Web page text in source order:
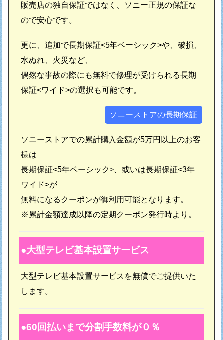
販売店の独自保証ではなく、ソニー正規の保証な
ので安心です。
更に、追加で長期保証<5年ベーシック>や、破損、
水ぬれ、火災など、
偶然な事故の際にも無料で修理が受けられる長期
保証<ワイド>の選択も可能です。
ソニーストアの長期保証
ソニーストアでの累計購入金額が5万円以上のお客
様は
長期保証<5年ベーシック>、或いは長期保証<3年
ワイド>が
無料になるクーポンが御利用可能となります。
※累計金額達成以降の定期クーポン発行時より。
大型テレビ基本設置サービス
大型テレビ基本設置サービスを無償でご提供いた
します。
60回払いまで分割手数料が０％